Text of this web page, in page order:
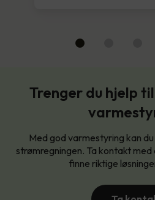
Trenger du hjelp
Med god varmestyring kan
strømregningen. Ta kontakt med
finne riktige